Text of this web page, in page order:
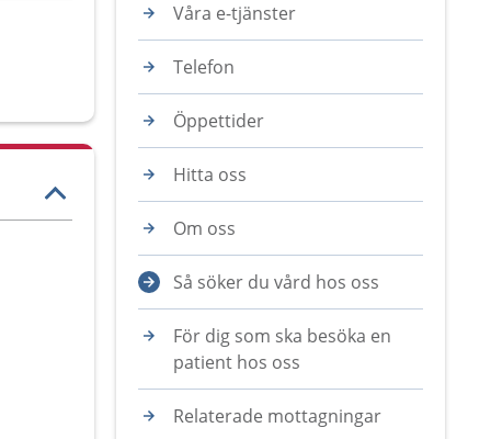
Våra e-tjänster
Telefon
Öppettider
Hitta oss
Om oss
Så söker du vård hos oss
För dig som ska besöka en
patient hos oss
Relaterade mottagningar